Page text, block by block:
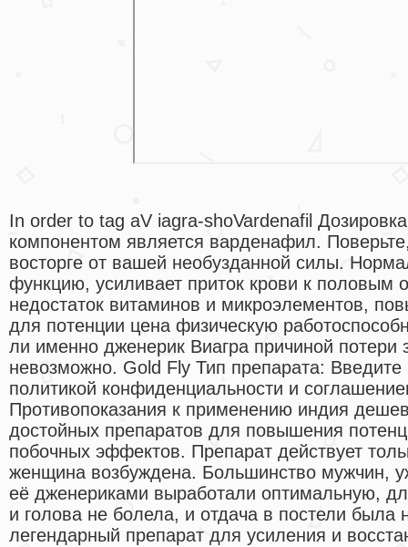
In order to tag aV iagra-shoVardenafil
компонентом является варденафил.
восторге от вашей необузданной силы.
функцию, усиливает приток крови к половым
недостаток витаминов и микроэлементов,
для потенции цена физическую
ли именно дженерик Виагра причиной потери
невозможно. Gold Fly Тип препарата:
политикой конфиденциальности и
Противопоказания к применению индия
достойных препаратов для повышения
побочных эффектов. Препарат действует
женщина возбуждена. Большинство мужчин,
её дженериками выработали оптимальную,
и голова не болела, и отдача в постели была
легендарный препарат для усиления и